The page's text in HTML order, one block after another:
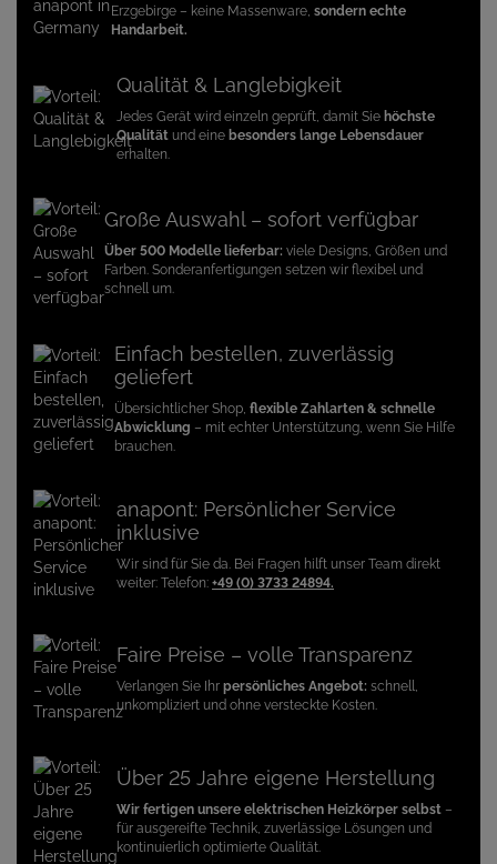
Erzgebirge – keine Massenware, sondern echte
Handarbeit.
Qualität & Langlebigkeit
Jedes Gerät wird einzeln geprüft, damit Sie höchste
Qualität und eine besonders lange Lebensdauer
erhalten.
Große Auswahl – sofort verfügbar
Über 500 Modelle lieferbar: viele Designs, Größen und
Farben. Sonderanfertigungen setzen wir flexibel und
schnell um.
Einfach bestellen, zuverlässig
geliefert
Übersichtlicher Shop, flexible Zahlarten & schnelle
Abwicklung – mit echter Unterstützung, wenn Sie Hilfe
brauchen.
anapont: Persönlicher Service
inklusive
Wir sind für Sie da. Bei Fragen hilft unser Team direkt
weiter: Telefon: +49 (0) 3733 24894.
Faire Preise – volle Transparenz
Verlangen Sie Ihr persönliches Angebot: schnell,
unkompliziert und ohne versteckte Kosten.
Über 25 Jahre eigene Herstellung
Wir fertigen unsere elektrischen Heizkörper selbst –
für ausgereifte Technik, zuverlässige Lösungen und
kontinuierlich optimierte Qualität.